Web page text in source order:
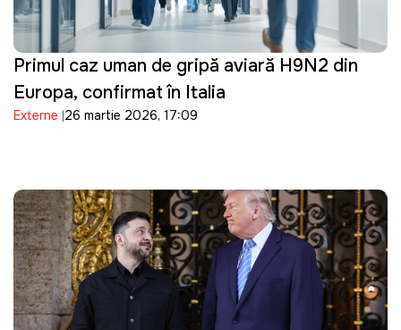
Primul caz uman de gripă aviară H9N2 din
Europa, confirmat în Italia
Externe 26 martie 2026, 17:09